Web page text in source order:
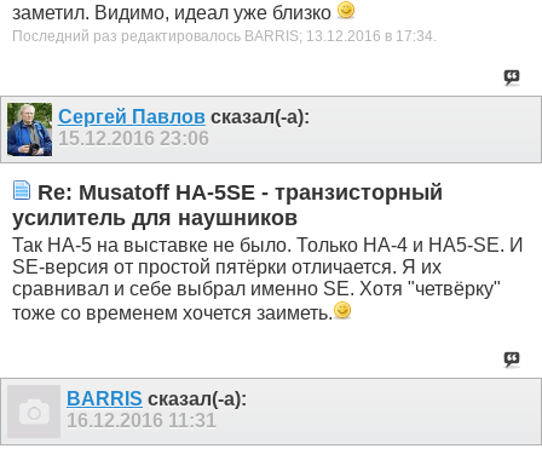
заметил. Видимо, идеал уже близко
Последний раз редактировалось BARRIS; 13.12.2016 в 17:34
Сергей Павловсказал(-а):
15.12.2016 23:06
Re: Musatoff HA-5SE - транзисторный
усилитель для наушников
Так НА-5 на выставке не было. Только НА-4 и НА5-SE. И
SE-версия от простой пятёрки отличается. Я их
сравнивал и себе выбрал именно SE. Хотя "четвёрку"
тоже со временем хочется заиметь.
BARRIS сказал(-а):
16.12.2016 11:31